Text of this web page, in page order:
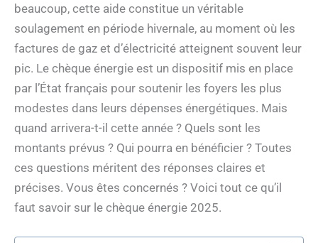
beaucoup, cette aide constitue un véritable
soulagement en période hivernale, au moment où les
factures de gaz et d’électricité atteignent souvent leur
pic. Le chèque énergie est un dispositif mis en place
par l’État français pour soutenir les foyers les plus
modestes dans leurs dépenses énergétiques. Mais
quand arrivera-t-il cette année ? Quels sont les
montants prévus ? Qui pourra en bénéficier ? Toutes
ces questions méritent des réponses claires et
précises. Vous êtes concernés ? Voici tout ce qu’il
faut savoir sur le chèque énergie 2025.